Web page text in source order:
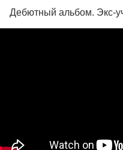
Дебютный альбом. Экс-